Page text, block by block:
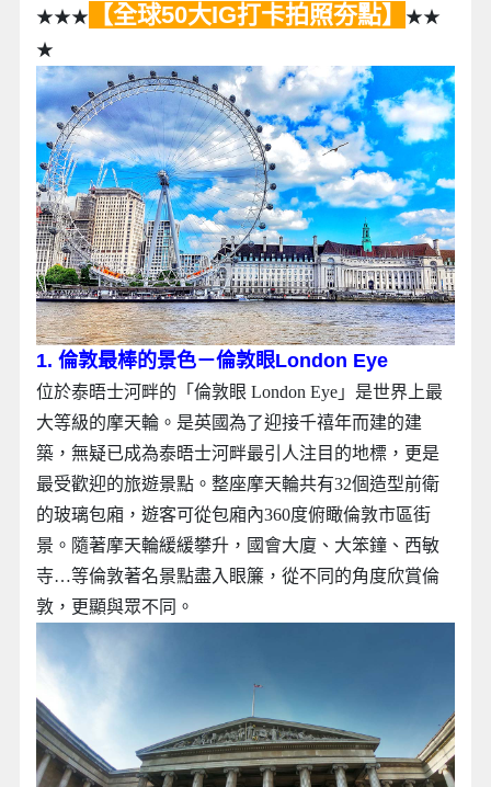
★★★ 【全球50大IG打卡拍照夯點】
★★
★
1. 倫敦最棒的景色－倫敦眼London Eye
位於泰晤士河畔的「倫敦眼 London Eye」是世界上最
大等級的摩天輪。是英國為了迎接千禧年而建的建
築，無疑已成為泰晤士河畔最引人注目的地標，更是
最受歡迎的旅遊景點。整座摩天輪共有32個造型前衛
的玻璃包廂，遊客可從包廂內360度俯瞰倫敦市區街
景。隨著摩天輪緩緩攀升，國會大廈、大笨鐘、西敏
寺…等倫敦著名景點盡入眼簾，從不同的角度欣賞倫
敦，更顯與眾不同。